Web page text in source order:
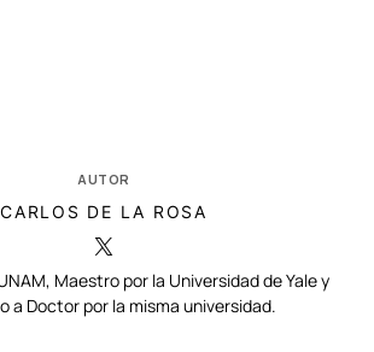
AUTOR
CARLOS DE LA ROSA
Maestro por la Universidad de Yale y
a Doctor por la misma universidad.